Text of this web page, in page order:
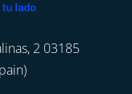
2 03185